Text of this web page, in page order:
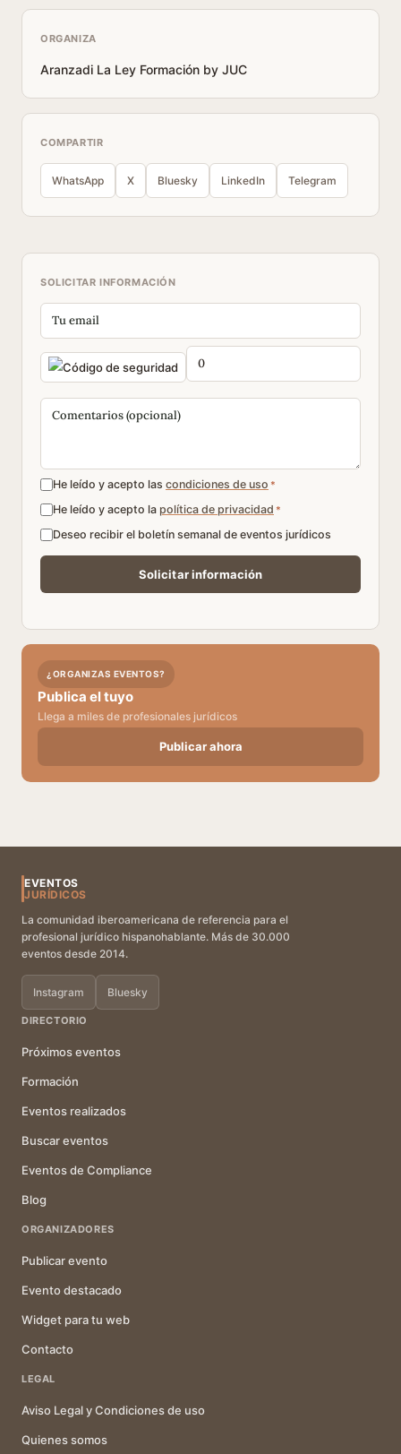
ORGANIZA
Aranzadi La Ley Formación by JUC
COMPARTIR
WhatsApp X Bluesky LinkedIn Telegram
SOLICITAR INFORMACIÓN
He leído y acepto las condiciones de uso *
He leído y acepto la política de privacidad *
Deseo recibir el boletín semanal de eventos jurídicos
¿ORGANIZAS EVENTOS?
Publica el tuyo
Llega a miles de profesionales jurídicos
Publicar ahora
EVENTOS
JURÍDICOS
La comunidad iberoamericana de referencia para el
profesional jurídico hispanohablante. Más de 30.000
eventos desde 2014.
Instagram Bluesky
DIRECTORIO
Próximos eventos
Formación
Eventos realizados
Buscar eventos
Eventos de Compliance
Blog
ORGANIZADORES
Publicar evento
Evento destacado
Widget para tu web
Contacto
LEGAL
Aviso Legal y Condiciones de uso
Quienes somos